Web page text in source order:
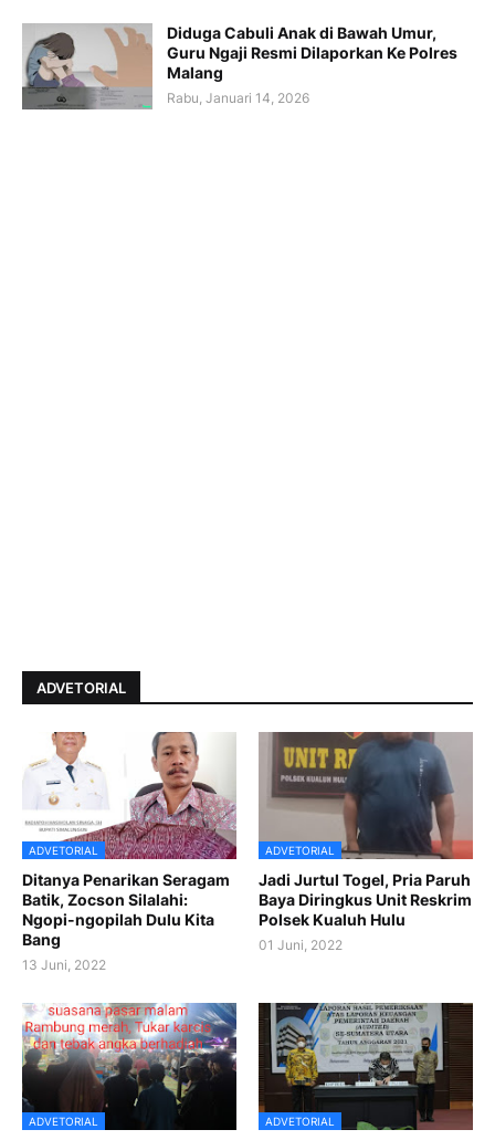
Diduga Cabuli Anak di Bawah Umur,
Guru Ngaji Resmi Dilaporkan Ke Polres
Malang
Rabu, Januari 14, 2026
ADVETORIAL
ADVETORIAL
Ditanya Penarikan Seragam
Batik, Zocson Silalahi:
Ngopi-ngopilah Dulu Kita
Bang
13 Juni, 2022
ADVETORIAL
Jadi Jurtul Togel, Pria Paruh
Baya Diringkus Unit Reskrim
Polsek Kualuh Hulu
01 Juni, 2022
ADVETORIAL ADVETORIAL